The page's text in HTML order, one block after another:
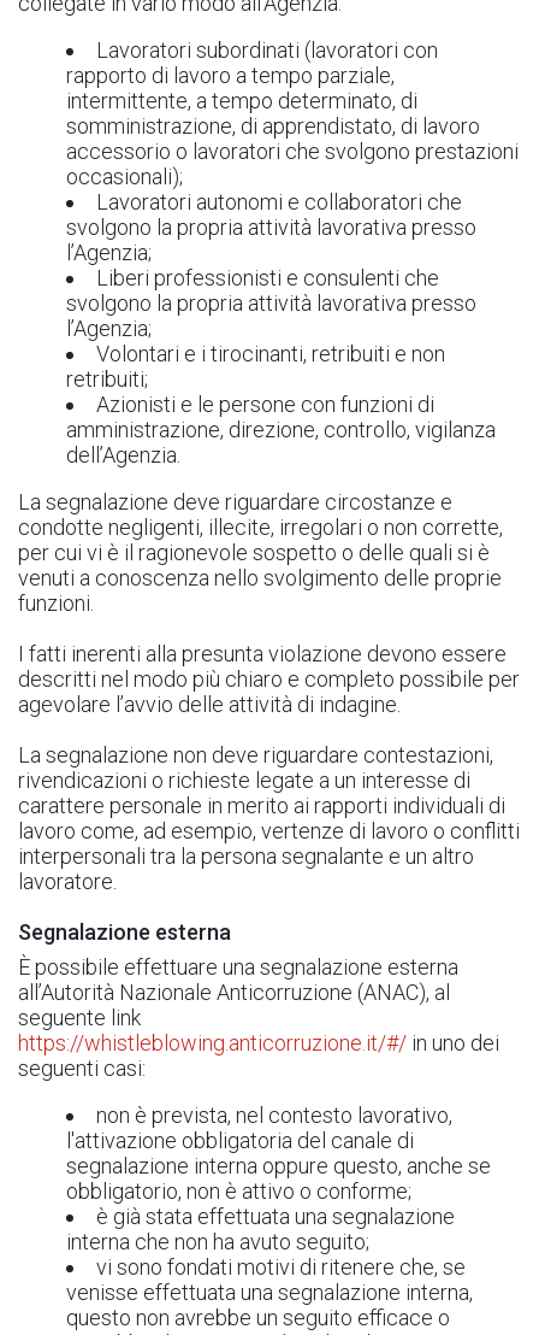
Lavoratori subordinati (lavoratori con
rapporto di lavoro a tempo parziale,
intermittente, a tempo determinato, di
somministrazione, di apprendistato, di lavoro
accessorio o lavoratori che svolgono prestazioni
occasionali);
Lavoratori autonomi e collaboratori che
svolgono la propria attività lavorativa presso
l’Agenzia;
Liberi professionisti e consulenti che
svolgono la propria attività lavorativa presso
l’Agenzia;
Volontari e i tirocinanti, retribuiti e non
retribuiti;
Azionisti e le persone con funzioni di
amministrazione, direzione, controllo, vigilanza
dell’Agenzia.
La segnalazione deve riguardare circostanze e
condotte negligenti, illecite, irregolari o non corrette,
per cui vi è il ragionevole sospetto o delle quali si è
venuti a conoscenza nello svolgimento delle proprie
funzioni.
I fatti inerenti alla presunta violazione devono essere
descritti nel modo più chiaro e completo possibile per
agevolare l’avvio delle attività di indagine.
La segnalazione non deve riguardare contestazioni,
rivendicazioni o richieste legate a un interesse di
carattere personale in merito ai rapporti individuali di
lavoro come, ad esempio, vertenze di lavoro o conflitti
interpersonali tra la persona segnalante e un altro
lavoratore.
Segnalazione esterna
È possibile effettuare una segnalazione esterna
all’Autorità Nazionale Anticorruzione (ANAC), al
seguente link
https://whistleblowing.anticorruzione.it/#/ in uno dei
seguenti casi:
non è prevista, nel contesto lavorativo,
l'attivazione obbligatoria del canale di
segnalazione interna oppure questo, anche se
obbligatorio, non è attivo o conforme;
è già stata effettuata una segnalazione
interna che non ha avuto seguito;
vi sono fondati motivi di ritenere che, se
venisse effettuata una segnalazione interna,
questo non avrebbe un seguito efficace o